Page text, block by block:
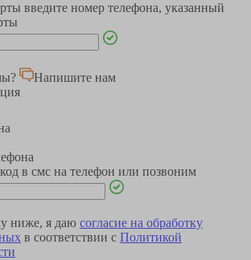
введите номер телефона, указанный
Напишите нам
в смс на телефон или позвоним
ниже, я даю согласие на обработку
в соответствии с Политикой